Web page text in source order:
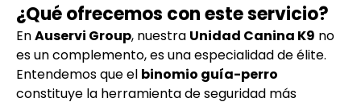
¿Qué ofrecemos con este servicio?
EnAuservi Group, nuestra Unidad Canina K9 no
es un complemento, es una especialidad de élite.
Entendemos que el binomio guía-perro
constituye la herramienta de seguridad más